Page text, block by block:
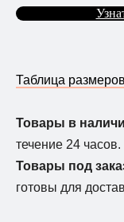
Таблица размеров
Товары в
течение 24 часов.
Товары под
готовы для